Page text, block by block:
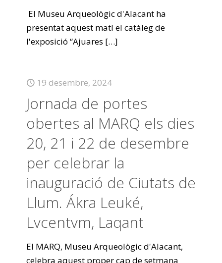
El Museu Arqueològic d'Alacant ha
presentat aquest matí el catàleg de
l'exposició “Ajuares […]
19 desembre, 2024
Jornada de portes
obertes al MARQ els dies
20, 21 i 22 de desembre
per celebrar la
inauguració de Ciutats de
Llum. Ákra Leuké,
Lvcentvm, Laqant
El MARQ, Museu Arqueològic d'Alacant,
celebra aquest proper cap de setmana